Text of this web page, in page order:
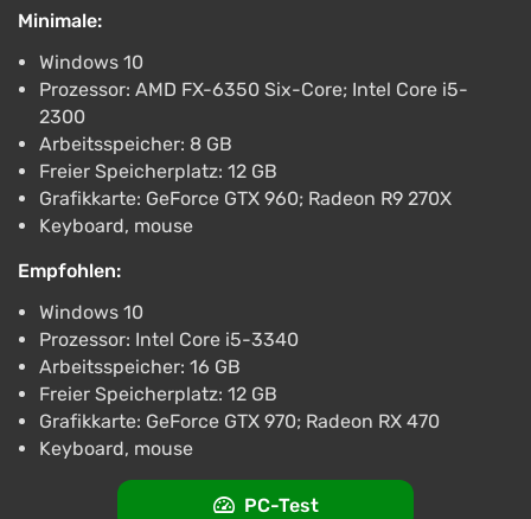
Minimale:
Windows 10
Prozessor: AMD FX-6350 Six-Core; Intel Core i5-
2300
Arbeitsspeicher: 8 GB
Freier Speicherplatz: 12 GB
Grafikkarte: GeForce GTX 960; Radeon R9 270X
Keyboard, mouse
Empfohlen:
Windows 10
Prozessor: Intel Core i5-3340
Arbeitsspeicher: 16 GB
Freier Speicherplatz: 12 GB
Grafikkarte: GeForce GTX 970; Radeon RX 470
Keyboard, mouse
PC-Test